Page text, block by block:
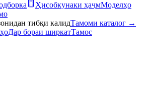
Ҳисобкунаки ҳаҷмМоделҳо
тибқи калидТамоми каталог →
Дар бораи ширкатТамос